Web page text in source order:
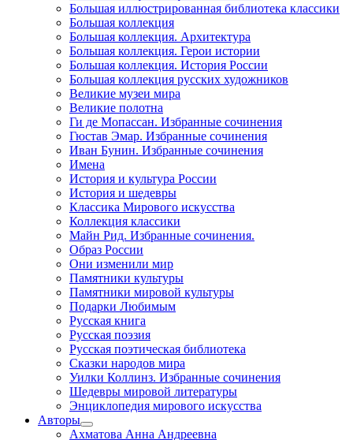
Большая иллюстрированная библиотека классики
Большая коллекция
Большая коллекция. Архитектура
Большая коллекция. Герои истории
Большая коллекция. История России
Большая коллекция русских художников
Великие музеи мира
Великие полотна
Ги де Мопассан. Избранные сочинения
Гюстав Эмар. Избранные сочинения
Иван Бунин. Избранные сочинения
Имена
История и культура России
История и шедевры
Классика Мирового искусства
Коллекция классики
Майн Рид. Избранные сочинения.
Образ России
Они изменили мир
Памятники культуры
Памятники мировой культуры
Подарки Любимым
Русская книга
Русская поэзия
Русская поэтическая библиотека
Сказки народов мира
Уилки Коллинз. Избранные сочинения
Шедевры мировой литературы
Энциклопедия мирового искусства
Авторы
Ахматова Анна Андреевна